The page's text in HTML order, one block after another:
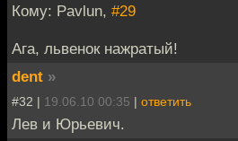
Кому: Pavlun, #29
Ага, львенок нажратый!
dent »
#32 | 19.06.10 00:35 | ответить
Лев и Юрьевич.